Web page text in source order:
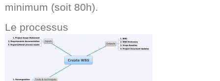
minimum (soit 80h).
Le processus